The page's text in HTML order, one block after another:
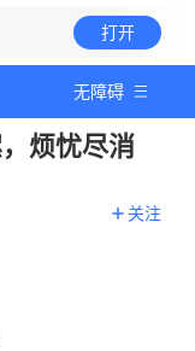
打开
无障碍
烦忧尽消
关注